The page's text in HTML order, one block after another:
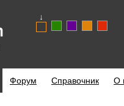
↓
Форум Справочник О